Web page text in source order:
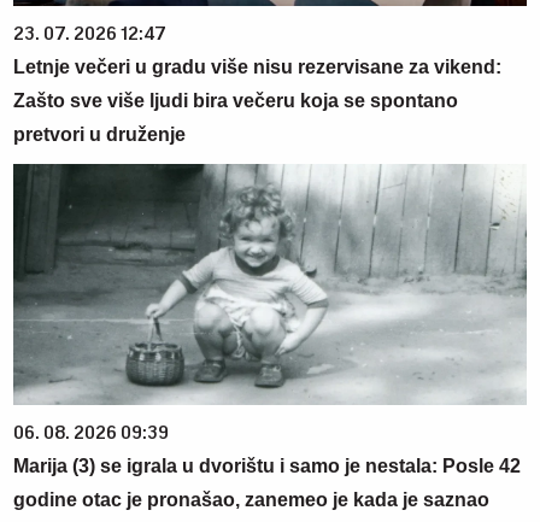
23. 07. 2026 12:47
Letnje večeri u gradu više nisu rezervisane za vikend:
Zašto sve više ljudi bira večeru koja se spontano
pretvori u druženje
06. 08. 2026 09:39
Marija (3) se igrala u dvorištu i samo je nestala: Posle 42
godine otac je pronašao, zanemeo je kada je saznao